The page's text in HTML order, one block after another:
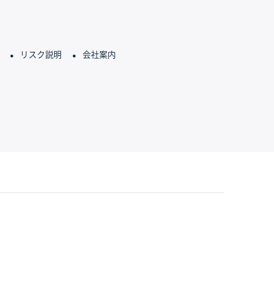
リスク説明 会社案内